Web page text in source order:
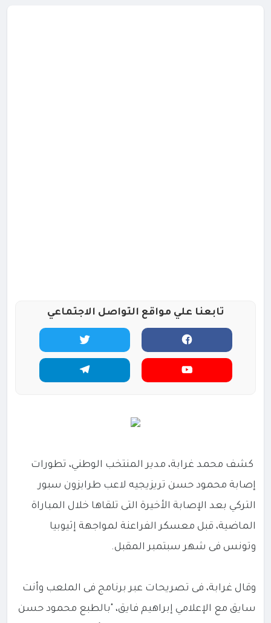
تابعنا علي مواقع التواصل الاجتماعي
كشف محمد غرابة، مدير المنتخب الوطني، تطورات
إصابة محمود حسن تريزيجيه لاعب طرابزون سبور
التركي بعد الإصابة الأخيرة التى تلقاها خلال المباراة
الماضية، قبل معسكر الفراعنة لمواجهة إثيوبيا
وتونس فى شهر سبتمبر المقبل.
وقال غرابة، فى تصريحات عبر برنامج فى الملعب وأنت
سايق مع الإعلامي إبراهيم فايق، "بالطبع محمود حسن